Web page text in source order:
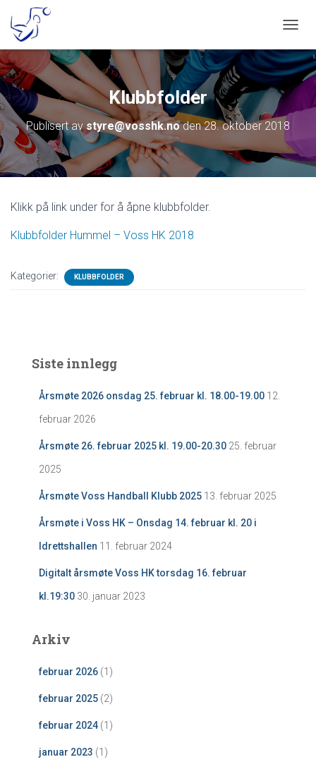
Klubbfolder
Publisert avstyre@vosshk.noden28. oktober 2018
Klikk på link under for å åpne klubbfolder.
Klubbfolder Hummel – Voss HK 2018
Kategorier: KLUBBFOLDER
Siste innlegg
Årsmøte 2026 onsdag 25. februar kl. 18.00-19.00 12.
februar 2026
Årsmøte 26. februar 2025 kl. 19.00-20.30 25. februar
2025
Årsmøte Voss Handball Klubb 2025 13. februar 2025
Årsmøte i Voss HK – Onsdag 14. februar kl. 20 i
Idrettshallen 11. februar 2024
Digitalt årsmøte Voss HK torsdag 16. februar
kl.19:30 30. januar 2023
Arkiv
februar 2026 (1)
februar 2025 (2)
februar 2024 (1)
januar 2023 (1)